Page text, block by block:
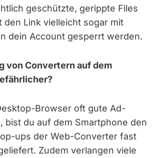
geschützte, gerippte Files
den Link vielleicht sogar mit
dein Account gesperrt werden.
von Convertern auf dem
Browser oft gute Ad-
bist du auf dem Smartphone den
ups der Web-Converter fast
Zudem verlangen viele